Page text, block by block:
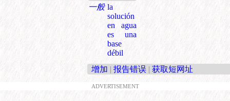
一般 la
solución
en agua
es una
base
débil
增加 | 报告错误 | 获取短网址
ADVERTISEMENT